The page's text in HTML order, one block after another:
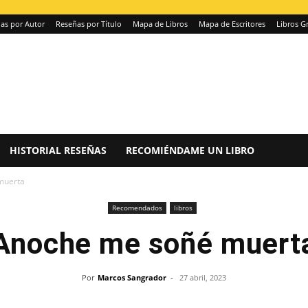
por Autor Reseñas por Título Mapa de Libros Mapa de Escritores Libros
HISTORIAL RESEÑAS RECOMIÉNDAME UN LIBRO
Recomendados libros
me soñé
Por Marcos Sangrador - 27 abril, 2023